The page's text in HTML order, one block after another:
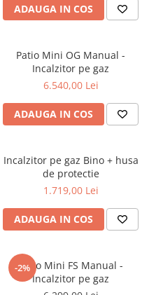
ADAUGA IN COS
Patio Mini OG Manual -
Incalzitor pe gaz
6.540,00 Lei
ADAUGA IN COS
Incalzitor pe gaz Bino + husa
de protectie
1.719,00 Lei
ADAUGA IN COS
-2%
Patio Mini FS Manual -
Incalzitor pe gaz